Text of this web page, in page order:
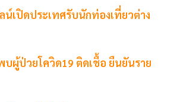
น์เปิดประเทศรับนักท่องเที่ยวต่าง
ผู้ป่วยโควิด19 ติดเชื้อ ยืนยันราย